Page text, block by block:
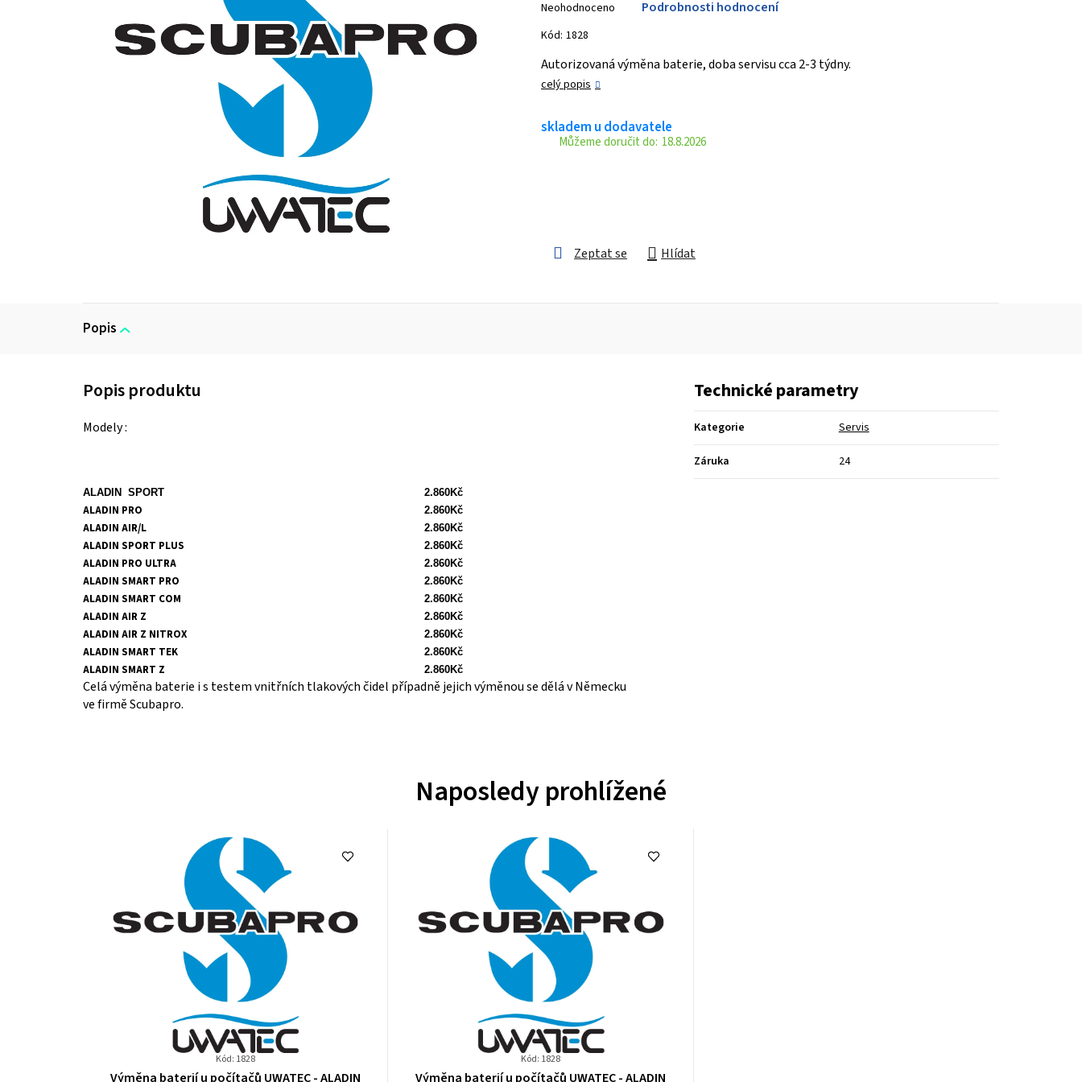
hodnocení
produktu
0,0
z 5
Neohodnoceno Podrobnosti hodnocení
Kód: 1828
Autorizovaná výměna baterie, doba servisu cca 2-3 týdny.
celý popis
skladem u dodavatele
18.8.2026
Zeptat se Hlídat
Popis
Modely :
ALADIN SPORT 2.860Kč
ALADIN PRO 2.860Kč
ALADIN AIR/L 2.860Kč
ALADIN SPORT PLUS 2.860Kč
ALADIN PRO ULTRA 2.860Kč
ALADIN SMART PRO 2.860Kč
ALADIN SMART COM 2.860Kč
ALADIN AIR Z 2.860Kč
ALADIN AIR Z NITROX 2.860Kč
ALADIN SMART TEK 2.860Kč
ALADIN SMART Z 2.860Kč
Celá výměna baterie i s testem vnitřních tlakových čidel případně jejich výměnou se dělá v Německu
ve firmě Scubapro.
Technické parametry
Kategorie Servis
Záruka 24
Naposledy prohlížené
Kód: 1828
Průměrné
Výměna baterií u počítačů UWATEC - ALADIN
Kód: 1828
Průměrné
Výměna baterií u počítačů UWATEC - ALADIN